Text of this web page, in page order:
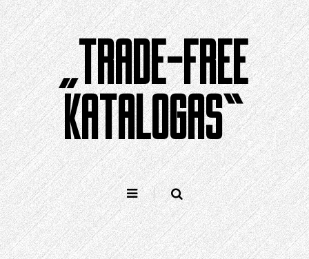
Pereiti
prie
turinio
„TRADE-FREE
KATALOGAS“